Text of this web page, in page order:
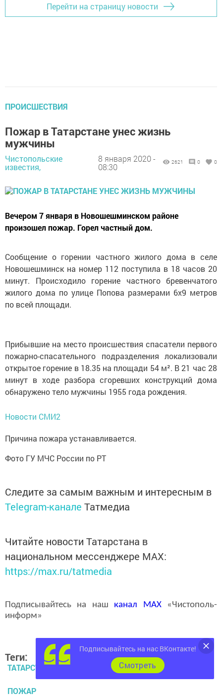
Перейти на страницу новости
ПРОИСШЕСТВИЯ
Пожар в Татарстане унес жизнь
мужчины
Чистопольские
известия,
8 января 2020 -
08:30
2621 0 0
Вечером 7 января в Новошешминском районе
произошел пожар. Горел частный дом.
Сообщение о горении частного жилого дома в селе
Новошешминск на номер 112 поступила в 18 часов 20
минут. Происходило горение частного бревенчатого
жилого дома по улице Попова размерами 6х9 метров
по всей площади.
Прибывшие на место происшествия спасатели первого
пожарно-спасательного подразделения локализовали
открытое горение в 18.35 на площади 54 м². В 21 час 28
минут в ходе разбора сгоревших конструкций дома
обнаружено тело мужчины 1955 года рождения.
Новости СМИ2
Причина пожара устанавливается.
Фото ГУ МЧС России по РТ
Следите за самым важным и интересным в
Telegram-канале Татмедиа
Читайте новости Татарстана в
национальном мессенджере MАХ:
https://max.ru/tatmedia
Подписывайтесь на наш канал MAX«Чистополь-
информ»
Теги:
ТАТАРСТАН
ПОЖАР
Подписывайтесь на нас ВКонтакте!
Cмотреть